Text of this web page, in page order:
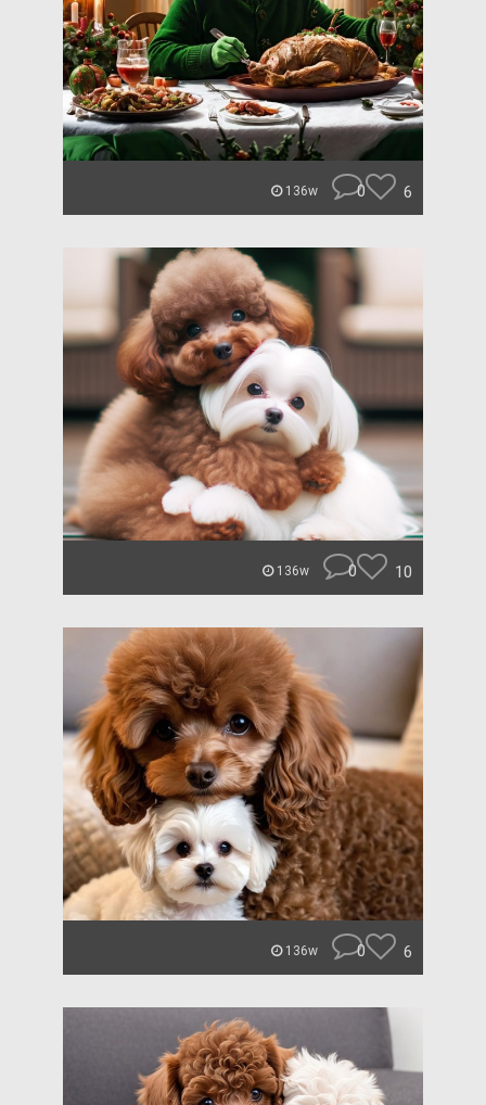
136w 0 6
136w 0 10
136w 0 6